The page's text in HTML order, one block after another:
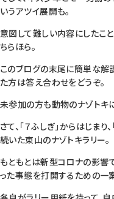
いうアツイ展開も。
意図して難しい内容にしたこと
ちらほら。
このブログの末尾に簡単な解
た方は答え合わせをどうぞ。
未参加の方も動物のナゾトキ
さて、「７ふしぎ」からはじま
続いた東山のナゾトキラリー。
もともとは新型コロナの影響
った事態を打開するための一